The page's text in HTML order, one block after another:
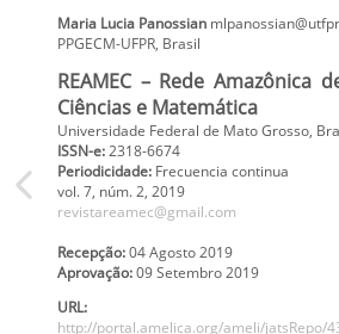
Maria Lucia Panossian
PPGECM-UFPR, Brasil
REAMEC – Rede Amazônica
Ciências e Matemática
Universidade Federal de Mato Grosso,
ISSN-e:2318-6674
Periodicidade: Frecuencia continua
vol. 7
, núm. 2, 2019
revistareamec@gmail.com
Recepção:
04 Agosto 2019
Aprovação:
09 Setembro 2019
URL:
http://portal.amelica.org/ameli/jatsRepo/